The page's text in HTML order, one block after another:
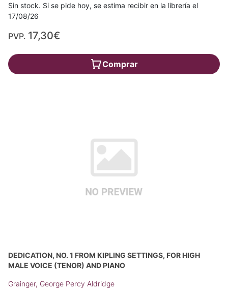
Sin stock. Si se pide hoy, se estima recibir en la librería el
17/08/26
PVP. 17,30€
Comprar
DEDICATION, NO. 1 FROM KIPLING SETTINGS, FOR HIGH
MALE VOICE (TENOR) AND PIANO
Grainger, George Percy Aldridge